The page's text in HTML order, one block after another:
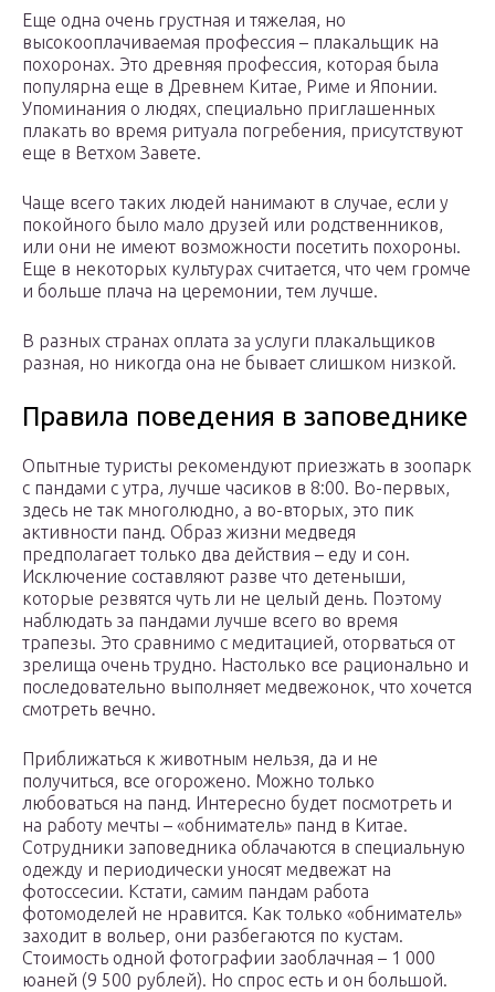
Еще одна очень грустная и тяжелая, но
высокооплачиваемая профессия – плакальщик на
похоронах. Это древняя профессия, которая была
популярна еще в Древнем Китае, Риме и Японии.
Упоминания о людях, специально приглашенных
плакать во время ритуала погребения, присутствуют
еще в Ветхом Завете.
Чаще всего таких людей нанимают в случае, если у
покойного было мало друзей или родственников,
или они не имеют возможности посетить похороны.
Еще в некоторых культурах считается, что чем громче
и больше плача на церемонии, тем лучше.
В разных странах оплата за услуги плакальщиков
разная, но никогда она не бывает слишком низкой.
Правила поведения в заповеднике
Опытные туристы рекомендуют приезжать в зоопарк
с пандами с утра, лучше часиков в 8:00. Во-первых,
здесь не так многолюдно, а во-вторых, это пик
активности панд. Образ жизни медведя
предполагает только два действия – еду и сон.
Исключение составляют разве что детеныши,
которые резвятся чуть ли не целый день. Поэтому
наблюдать за пандами лучше всего во время
трапезы. Это сравнимо с медитацией, оторваться от
зрелища очень трудно. Настолько все рационально и
последовательно выполняет медвежонок, что хочется
смотреть вечно.
Приближаться к животным нельзя, да и не
получиться, все огорожено. Можно только
любоваться на панд. Интересно будет посмотреть и
на работу мечты – «обниматель» панд в Китае.
Сотрудники заповедника облачаются в специальную
одежду и периодически уносят медвежат на
фотоссесии. Кстати, самим пандам работа
фотомоделей не нравится. Как только «обниматель»
заходит в вольер, они разбегаются по кустам.
Стоимость одной фотографии заоблачная – 1 000
юаней (9 500 рублей). Но спрос есть и он большой.